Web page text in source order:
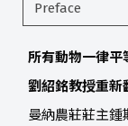
Preface
所有動物一律平
劉紹銘教授重新
曼納農莊莊主鍾